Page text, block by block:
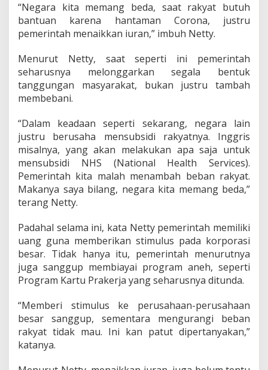
i
M
m
e
r
a
n
a
t
i
y
a
t
“Negara kita memang beda, saat rakyat butuh
bantuan karena hantaman Corona, justru
pemerintah menaikkan iuran,” imbuh Netty.
Menurut Netty, saat seperti ini pemerintah
seharusnya melonggarkan segala bentuk
tanggungan masyarakat, bukan justru tambah
membebani.
“Dalam keadaan seperti sekarang, negara lain
justru berusaha mensubsidi rakyatnya. Inggris
misalnya, yang akan melakukan apa saja untuk
mensubsidi NHS (National Health Services).
Pemerintah kita malah menambah beban rakyat.
Makanya saya bilang, negara kita memang beda,”
terang Netty.
Padahal selama ini, kata Netty pemerintah memiliki
uang guna memberikan stimulus pada korporasi
besar. Tidak hanya itu, pemerintah menurutnya
juga sanggup membiayai program aneh, seperti
Program Kartu Prakerja yang seharusnya ditunda.
“Memberi stimulus ke perusahaan-perusahaan
besar sanggup, sementara mengurangi beban
rakyat tidak mau. Ini kan patut dipertanyakan,”
katanya.